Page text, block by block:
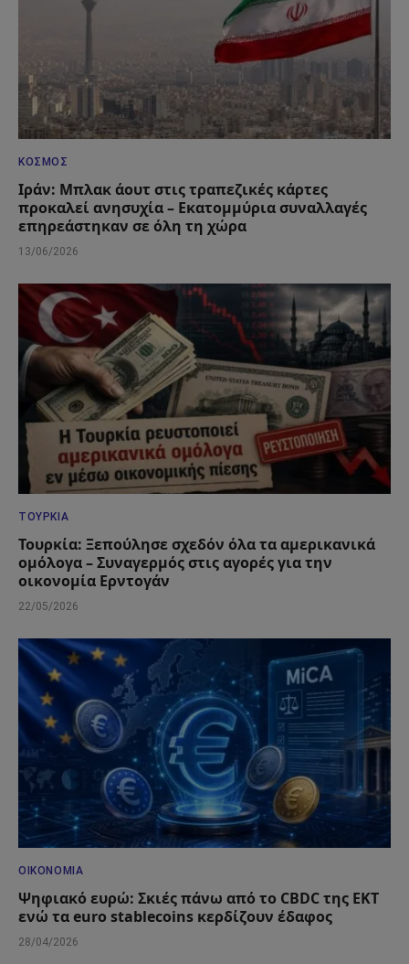
ΚΌΣΜΟΣ
Ιράν: Μπλακ άουτ στις τραπεζικές κάρτες
προκαλεί ανησυχία – Εκατομμύρια συναλλαγές
επηρεάστηκαν σε όλη τη χώρα
13/06/2026
ΤΟΥΡΚΊΑ
Τουρκία: Ξεπούλησε σχεδόν όλα τα αμερικανικά
ομόλογα – Συναγερμός στις αγορές για την
οικονομία Ερντογάν
22/05/2026
ΟΙΚΟΝΟΜΊΑ
Ψηφιακό ευρώ: Σκιές πάνω από το CBDC της ΕΚΤ
ενώ τα euro stablecoins κερδίζουν έδαφος
28/04/2026